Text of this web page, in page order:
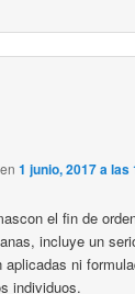
en1 junio, 2017 a las
el fin de
incluye un
ni
individuos.